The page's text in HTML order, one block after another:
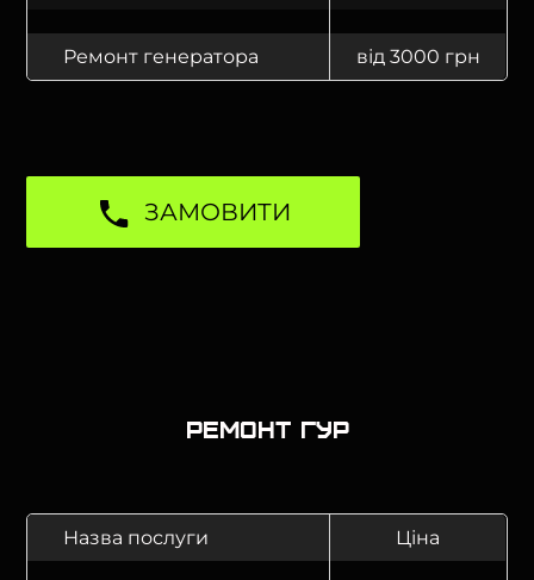
Ремонт генератора від 3000 грн
ЗАМОВИТИ
Ремонт ГУР
Назва послуги Ціна